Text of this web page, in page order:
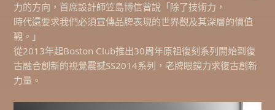
力的方向，首席設計師笠島博信曾說「除了技術力，
時代還要求我們必須宣傳品牌表現的世界觀及其深層的價值
觀。」
從2013年起Boston Club推出30周年原祖復刻系列開始到復
古融合創新的視覺震撼SS2014系列，老牌眼鏡力求復古創新
力量。